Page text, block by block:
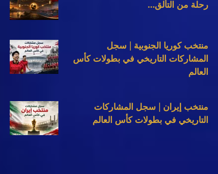
رحلة من التألق...
منتخب كوريا الجنوبية | سجل
المشاركات التاريخي في بطولات كأس
العالم
منتخب إيران | سجل المشاركات
التاريخي في بطولات كأس العالم